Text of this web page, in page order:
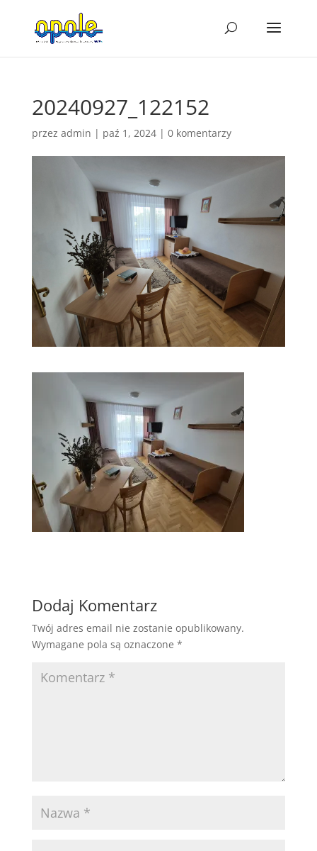
20240927_122152
przez admin | paź 1, 2024| 0 komentarzy
Dodaj Komentarz
Twój adres email nie zostanie opublikowany.
Wymagane pola są oznaczone *